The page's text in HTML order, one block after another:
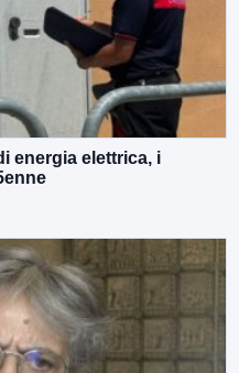
energia elettrica, i